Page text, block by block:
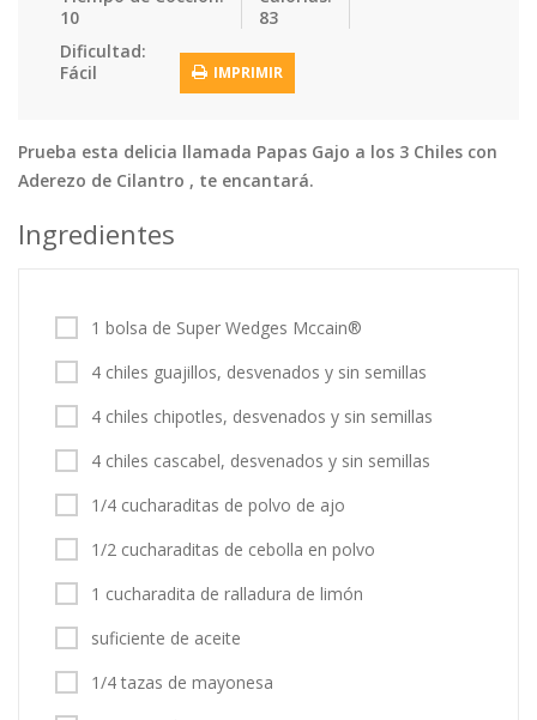
Tortas Vegetales
Vegetarian…
Recetas
Contáctanos
Entrar / Registrarse
10
83
Dificultad:
Fácil
IMPRIMIR
Prueba esta delicia llamada Papas Gajo a los 3 Chiles con
Aderezo de Cilantro , te encantará.
Ingredientes
1 bolsa de Super Wedges Mccain®
4 chiles guajillos, desvenados y sin semillas
4 chiles chipotles, desvenados y sin semillas
4 chiles cascabel, desvenados y sin semillas
1/4 cucharaditas de polvo de ajo
1/2 cucharaditas de cebolla en polvo
1 cucharadita de ralladura de limón
suficiente de aceite
1/4 tazas de mayonesa